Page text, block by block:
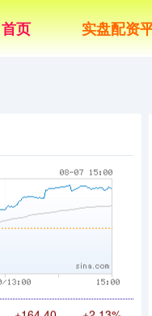
首页 实盘配资
+12.30 +0.17%
+0.10 +0.04%